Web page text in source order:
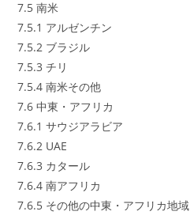
7.5 南米
7.5.1 アルゼンチン
7.5.2 ブラジル
7.5.3 チリ
7.5.4 南米その他
7.6 中東・アフリカ
7.6.1 サウジアラビア
7.6.2 UAE
7.6.3 カタール
7.6.4 南アフリカ
7.6.5 その他の中東・アフリカ地域